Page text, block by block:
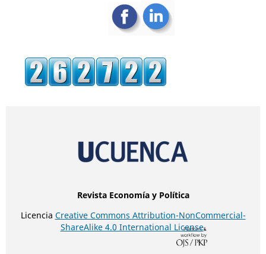
Revista Economía y Política
Licencia Creative Commons Attribution-NonCommercial-
ShareAlike 4.0 International License.